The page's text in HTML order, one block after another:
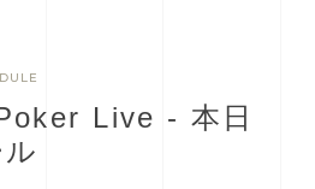
oker Live - 本 ⽇
ル